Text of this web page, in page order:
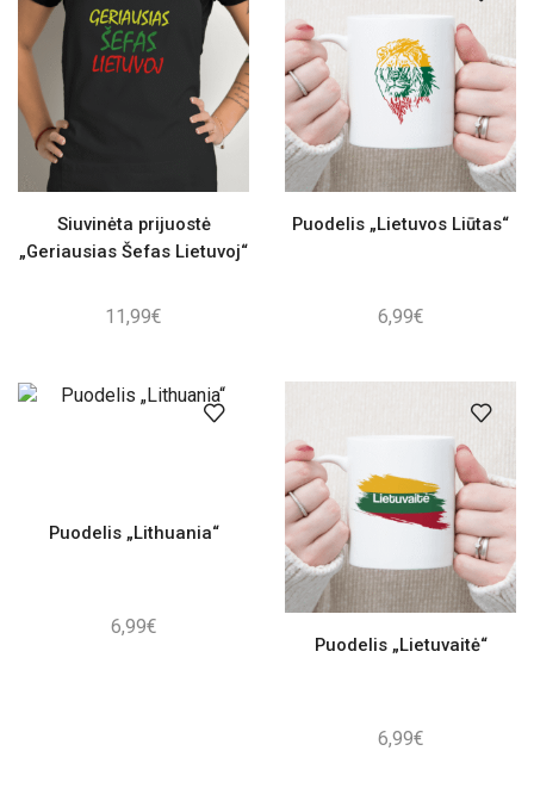
Siuvinėta prijuostė
„Geriausias Šefas Lietuvoj“
11,99€
Puodelis „Lietuvos Liūtas“
6,99€
Puodelis „Lithuania“
6,99€
Puodelis „Lietuvaitė“
6,99€